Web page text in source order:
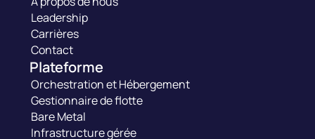
Leadership
Carrières
Contact
Plateforme
Orchestration et Hébergement
Gestionnaire de flotte
Bare Metal
Infrastructure gérée